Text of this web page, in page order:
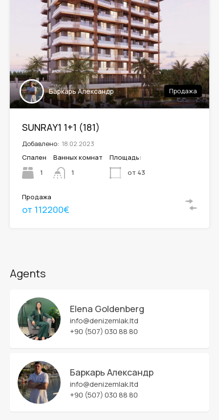
Leaflet| ©OpenStreetMap
Баркарь Александр Продажа
SUNRAY1 1+1 (181)
Добавлено: 18.02.2023
Спален
1
Ванных комнат
1
Площадь:
от 43
Продажа
от 112200€
Agents
Elena Goldenberg
info@denizemlak.ltd
+90 (507) 030 88 80
Баркарь Александр
info@denizemlak.ltd
+90 (507) 030 88 80